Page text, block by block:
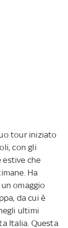
tour iniziato
con gli
che
Ha
omaggio
da cui è
ultimi
Italia. Questa